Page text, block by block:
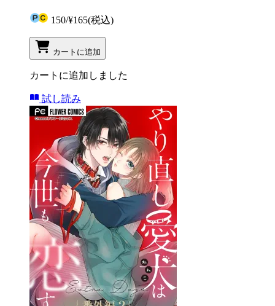
150/¥165(税込)
カートに追加
カートに追加しました
試し読み